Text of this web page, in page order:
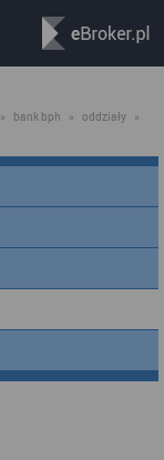
» bank bph » oddziały »